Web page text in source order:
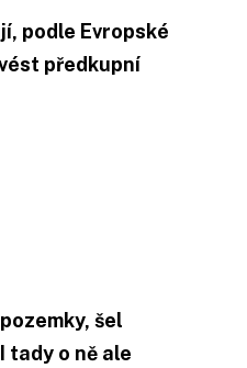
podle Evropské
předkupní
šel
tady o ně ale